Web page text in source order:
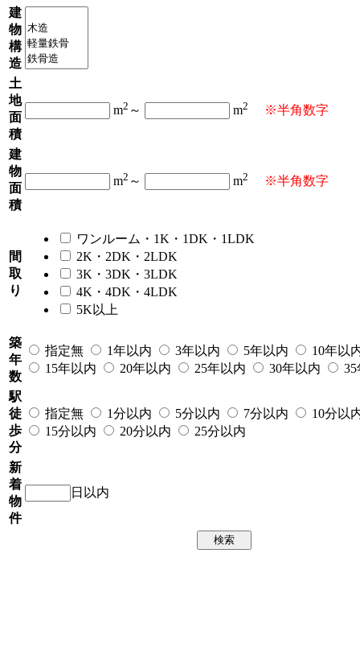
建
物
構
造
土
地
面
積
m2 ～ m2 ※半角数字
建
物
面
積
m2 ～ m2 ※半角数字
間
取
り
ワンルーム・1K・1DK・1LDK
2K・2DK・2LDK
3K・3DK・3LDK
4K・4DK・4LDK
5K以上
築
年
数
指定無 1年以内 3年以内 5年以内
10年以
15年以内
20年以内 25年以内 30年以内
駅
徒
歩
分
指定無 1分以内 5分以内 7分以内
10分以
15分以内
20分以内 25分以内
新
着
物
件
日以内